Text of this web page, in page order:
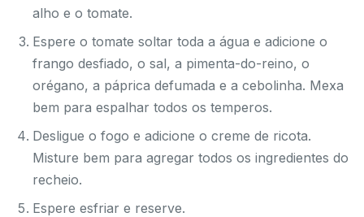
alho e o tomate.
Espere o tomate soltar toda a água e adicione o
frango desfiado, o sal, a pimenta-do-reino, o
orégano, a páprica defumada e a cebolinha. Mexa
bem para espalhar todos os temperos.
Desligue o fogo e adicione o creme de ricota.
Misture bem para agregar todos os ingredientes do
recheio.
Espere esfriar e reserve.